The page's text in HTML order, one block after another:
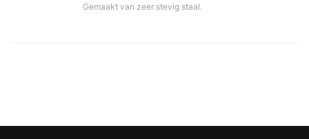
Gemaakt van zeer stevig staal.